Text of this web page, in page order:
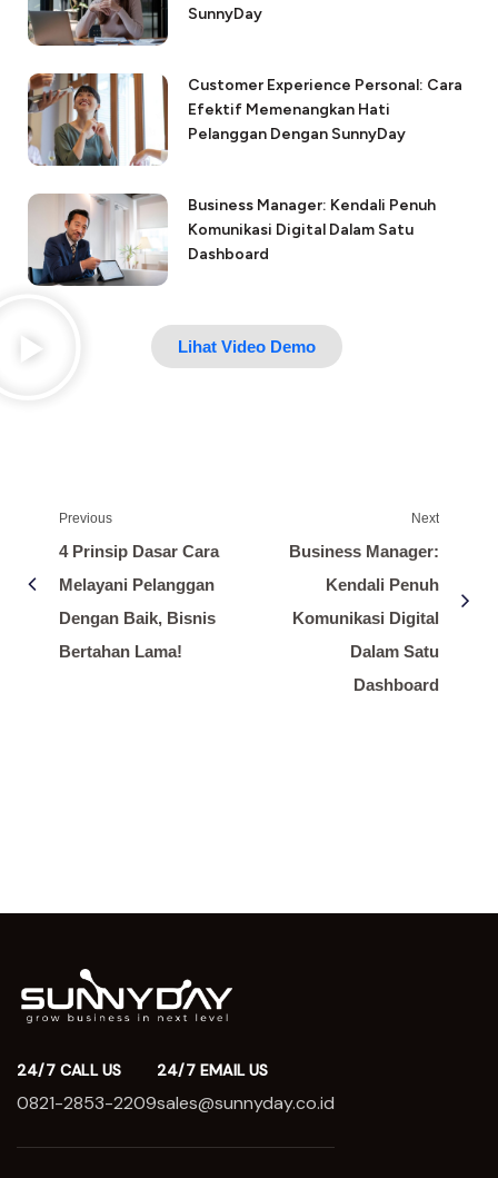
SunnyDay
Customer Experience Personal: Cara
Efektif Memenangkan Hati
Pelanggan Dengan SunnyDay
Business Manager: Kendali Penuh
Komunikasi Digital Dalam Satu
Dashboard
Lihat Video Demo
Previous
4 Prinsip Dasar Cara
Melayani Pelanggan
Dengan Baik, Bisnis
Bertahan Lama!
Next
Business Manager:
Kendali Penuh
Komunikasi Digital
Dalam Satu
Dashboard
24/7 CALL US
0821-2853-2209
24/7 EMAIL US
sales@sunnyday.co.id